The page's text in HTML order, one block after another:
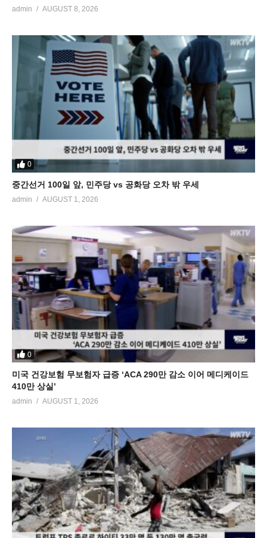
admin AUGUST 8, 2026
0
중간선거 100일 앞, 민주당 vs 공화당 오차 밖 우세
admin AUGUST 1, 2026
0
미국 건강보험 무보험자 급증 ‘ACA 290만 감소 이어 메디케이드
410만 상실’
admin AUGUST 1, 2026